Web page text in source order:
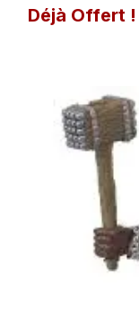
Déjà Offert !